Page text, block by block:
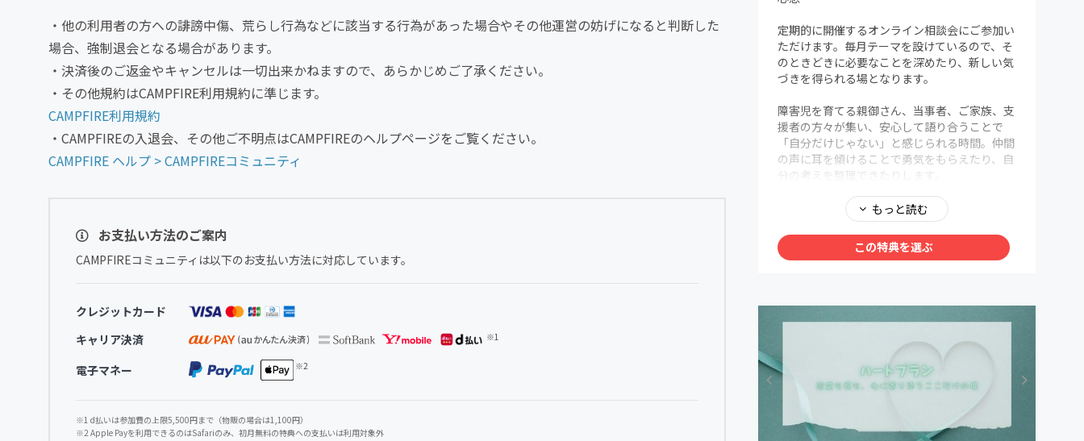
・他の利用者の方への誹謗中傷、荒らし行為などに該当する行為があった場合やその他運営の妨げになると判断した
場合、強制退会となる場合があります。
・決済後のご返金やキャンセルは一切出来かねますので、あらかじめご了承ください。
・その他規約はCAMPFIRE利用規約に準じます。
CAMPFIRE利用規約
・CAMPFIREの入退会、その他ご不明点はCAMPFIREのヘルプページをご覧ください。
CAMPFIRE ヘルプ > CAMPFIREコミュニティ
お支払い方法のご案内
CAMPFIREコミュニティは以下のお支払い方法に対応しています。
クレジットカード
キャリア決済
電子マネー
※1 d払いは参加費の上限5,500円まで（物販の場合は1,100円）
※2 Apple Payを利用できるのはSafariのみ、初月無料の特典への支払いは利用対象外
定期的に開催するオンライン相談会にご参加い
ただけます。毎月テーマを設けているので、そ
のときどきに必要なことを深めたり、新しい気
づきを得られる場となります。
障害児を育てる親御さん、当事者、ご家族、支
援者の方々が集い、安心して語り合うことで
「自分だけじゃない」と感じられる時間。仲間
の声に耳を傾けることで勇気をもらえたり、自
分の考えを整理できたりします。
「毎月のテーマから学び、つながり、明日への
力を持ち帰る」――そんな充実した交流の場をお届
けするプランです。
定記事・安心して気持ちをシェアできる場・ゆ
るやかな交流など）
● 毎月設定されるテーマに沿って深い対話や学
びが得られる
● 同じ立場の人たち（親・当事者・家族・支
● 共感の声を聞きながら、「自分だけじゃな
い」と実感できる
もっと読む
この特典を選ぶ